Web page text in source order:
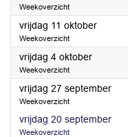
Weekoverzicht
vrijdag 11 oktober2024
Weekoverzicht
vrijdag 4 oktober2024
Weekoverzicht
vrijdag 27 september2024
Weekoverzicht
vrijdag 20 september2024
Weekoverzicht